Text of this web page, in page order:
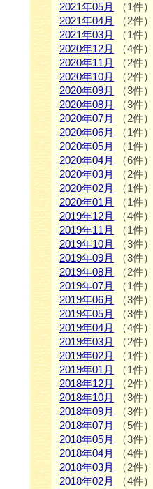
2021年05月
（1件）
2021年04月
（2件）
2021年03月
（1件）
2020年12月
（4件）
2020年11月
（2件）
2020年10月
（2件）
2020年09月
（3件）
2020年08月
（3件）
2020年07月
（2件）
2020年06月
（1件）
2020年05月
（1件）
2020年04月
（6件）
2020年03月
（2件）
2020年02月
（1件）
2020年01月
（1件）
2019年12月
（4件）
2019年11月
（1件）
2019年10月
（3件）
2019年09月
（3件）
2019年08月
（2件）
2019年07月
（1件）
2019年06月
（3件）
2019年05月
（3件）
2019年04月
（4件）
2019年03月
（2件）
2019年02月
（1件）
2019年01月
（1件）
2018年12月
（2件）
2018年10月
（3件）
2018年09月
（3件）
2018年07月
（5件）
2018年05月
（3件）
2018年04月
（4件）
2018年03月
（2件）
2018年02月
（4件）